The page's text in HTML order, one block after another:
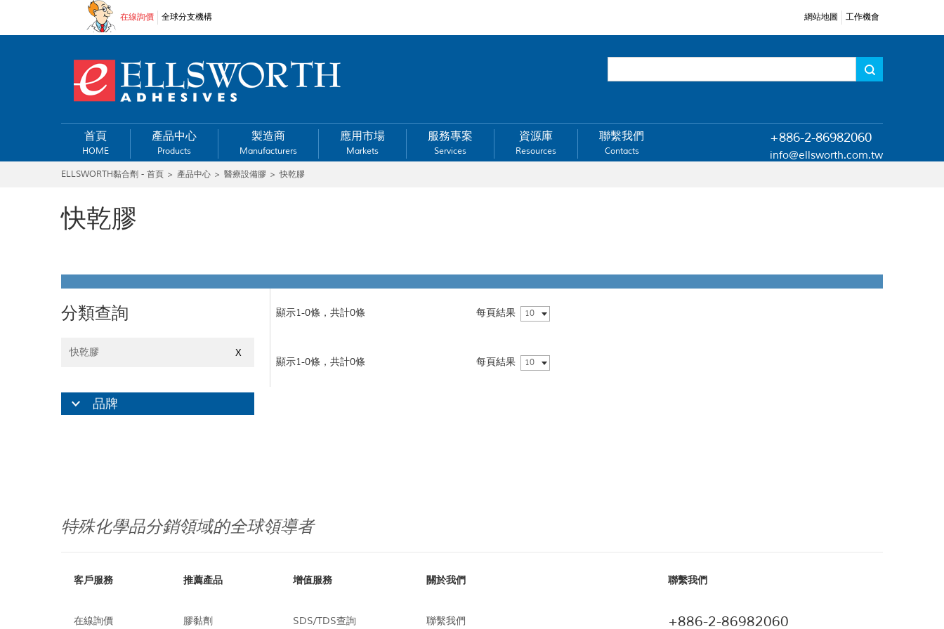
在線詢價 全球分支機構 網站地圖 工作機會
首頁
HOME
產品中心
Products
製造商
Manufacturers
應用市場
Markets
服務專案
Services
資源庫
Resources
聯繫我們
Contacts
+886-2-86982060
info@ellsworth.com.tw
ELLSWORTH黏合劑 - 首頁 > 產品中心 > 醫療設備膠 > 快乾膠
快乾膠
分類查詢
快乾膠 X
品牌
顯示1-0條，共計0條 每頁結果 10
顯示1-0條，共計0條 每頁結果 10
特殊化學品分銷領域的全球領導者
客戶服務
在線詢價
推薦產品
膠黏劑
增值服務
SDS/TDS查詢
關於我們
聯繫我們
聯繫我們
+886-2-86982060